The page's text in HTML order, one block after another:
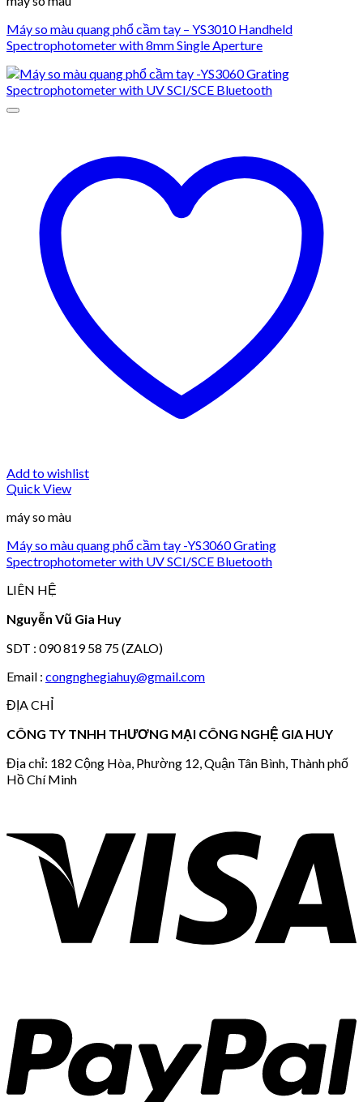
Máy so màu quang phổ cầm tay – YS3010 Handheld
Spectrophotometer with 8mm Single Aperture
Add to wishlist
Quick View
máy so màu
Máy so màu quang phổ cầm tay -YS3060 Grating
Spectrophotometer with UV SCI/SCE Bluetooth
LIÊN HỆ
Nguyễn Vũ Gia Huy
SDT : 090 819 58 75 (ZALO)
Email : congnghegiahuy@gmail.com
ĐỊA CHỈ
CÔNG TY TNHH THƯƠNG MẠI CÔNG NGHỆ GIA HUY
Địa chỉ: 182 Cộng Hòa, Phường 12, Quận Tân Bình, Thành phố
Hồ Chí Minh